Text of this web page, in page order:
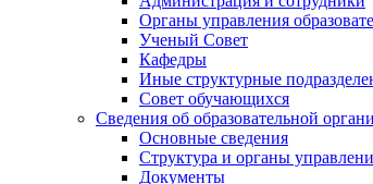
Органы управления
Ученый Совет
Кафедры
Иные структурные
Совет обучающихся
Сведения об образовательной
Основные сведения
Структура и органы
Документы